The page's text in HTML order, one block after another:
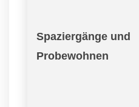
Spaziergänge und
Probewohnen